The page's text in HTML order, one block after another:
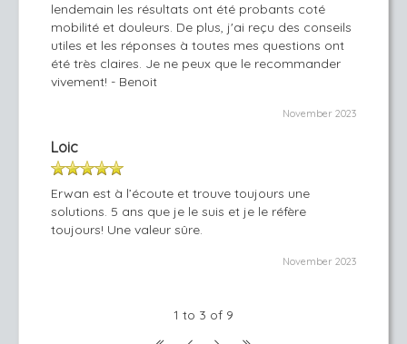
lendemain les résultats ont été probants coté
mobilité et douleurs. De plus, j'ai reçu des conseils
utiles et les réponses à toutes mes questions ont
été très claires. Je ne peux que le recommander
vivement! - Benoit
November 2023
Loic
Erwan est à l’écoute et trouve toujours une
solutions. 5 ans que je le suis et je le réfère
toujours! Une valeur sûre.
November 2023
1 to 3 of 9